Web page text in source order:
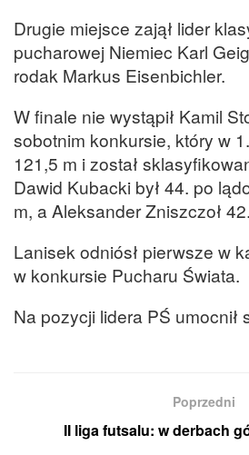
Drugie miejsce zajął lider
pucharowej Niemiec Karl
rodak Markus Eisenbichler.
W finale nie wystąpił Kamil
sobotnim konkursie, który w
121,5 m i został
Dawid Kubacki był 44. po
m, a Aleksander Zniszczoł
Lanisek odniósł pierwsze w
w konkursie Pucharu Świata.
Na pozycji lidera PŚ umocnił
Poprzedni
II liga futsalu: w derbach